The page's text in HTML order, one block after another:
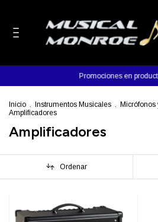
Promociones en productos
Inicio . Instrumentos Musicales . Micrófonos
Amplificadores
Amplificadores
Ordenar